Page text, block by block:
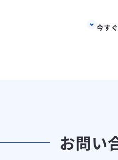
今す
お問い